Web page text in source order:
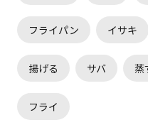
フライパン イサキ
揚げる サバ 蒸
フライ